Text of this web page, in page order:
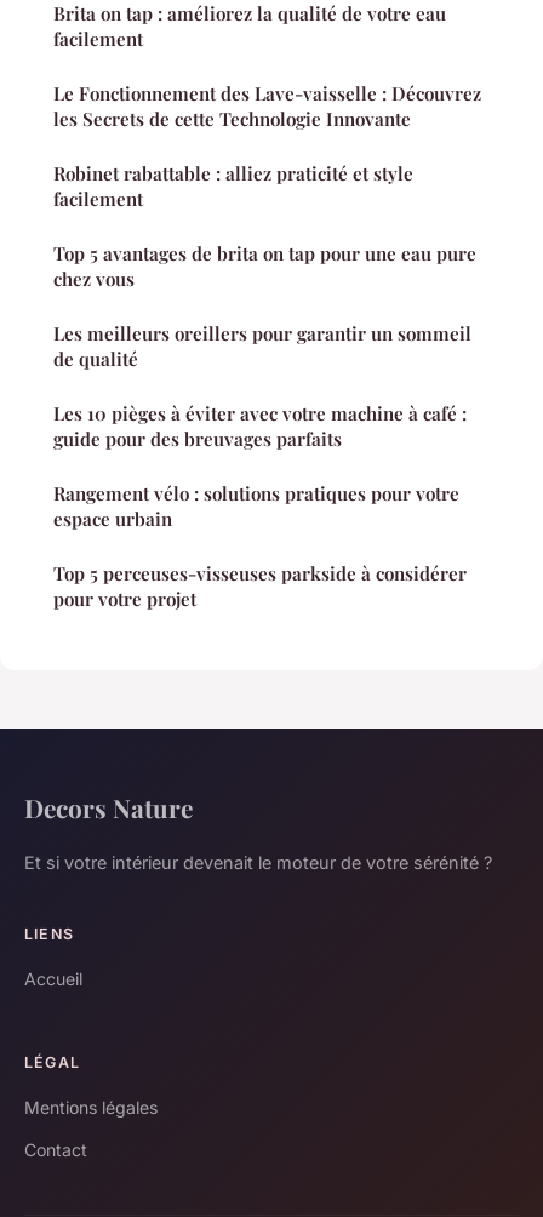
Brita on tap : améliorez la qualité de votre eau
facilement
Le Fonctionnement des Lave-vaisselle : Découvrez
les Secrets de cette Technologie Innovante
Robinet rabattable : alliez praticité et style
facilement
Top 5 avantages de brita on tap pour une eau pure
chez vous
Les meilleurs oreillers pour garantir un sommeil
de qualité
Les 10 pièges à éviter avec votre machine à café :
guide pour des breuvages parfaits
Rangement vélo : solutions pratiques pour votre
espace urbain
Top 5 perceuses-visseuses parkside à considérer
pour votre projet
Decors Nature
Et si votre intérieur devenait le moteur de votre sérénité ?
LIENS
Accueil
LÉGAL
Mentions légales
Contact